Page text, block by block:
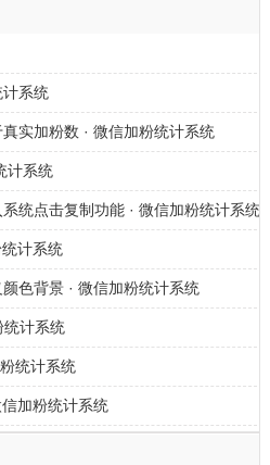
计系统
实加粉数 · 微信加粉统计系统
计系统
统点击复制功能 · 微信加粉统计系统
计系统
色背景 · 微信加粉统计系统
统计系统
统计系统
加粉统计系统